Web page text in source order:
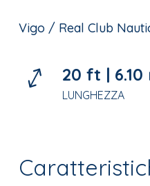
Vigo / Real Club
20 ft | 6.10
LUNGHEZZA